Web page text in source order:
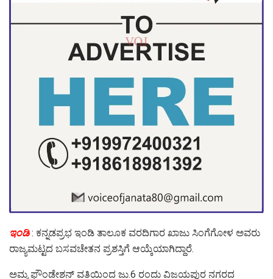
ಇಂಡಿ: ಕನ್ನಡಪ್ರಭ ಇಂಡಿ ತಾಲೂಕ ವರದಿಗಾರ ಖಾಜು ಸಿಂಗೆಗೋಳ ಅವರು
ರಾಜ್ಯಮಟ್ಟದ ಬಸವಚೇತನ ಪ್ರಶಸ್ತಿಗೆ ಆಯ್ಕೆಯಾಗಿದ್ದಾರೆ.
ಅಮ್ಮ ಫೌಂಡೇಶನ್ ವತಿಯಿಂದ ಜು.6 ರಂದು ವಿಜಯಪುರ ನಗರದ